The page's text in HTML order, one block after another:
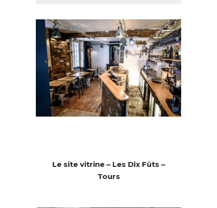
Le site vitrine – Les Dix Fûts –
Tours